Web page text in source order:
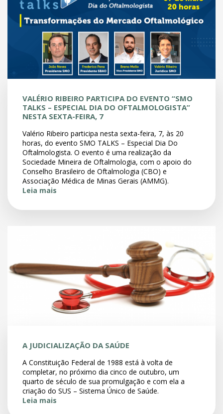
VALÉRIO RIBEIRO PARTICIPA DO EVENTO “SMO
TALKS – ESPECIAL DIA DO OFTALMOLOGISTA”
NESTA SEXTA-FEIRA, 7
Valério Ribeiro participa nesta sexta-feira, 7, às 20
horas, do evento SMO TALKS – Especial Dia Do
Oftalmologista. O evento é uma realização da
Sociedade Mineira de Oftalmologia, com o apoio do
Conselho Brasileiro de Oftalmologia (CBO) e
Associação Médica de Minas Gerais (AMMG).
Leia mais
A JUDICIALIZAÇÃO DA SAÚDE
A Constituição Federal de 1988 está à volta de
completar, no próximo dia cinco de outubro, um
quarto de século de sua promulgação e com ela a
criação do SUS – Sistema Único de Saúde.
Leia mais